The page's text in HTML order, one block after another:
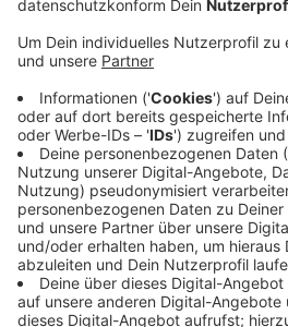
ein.
Veröffentlicht:Donnerstag,
Anzeige
Ab Montag müssen wir ihn
Grünschnitt wird dann wieder
in den vergangenen Wochen
Mitarbeiter der AVEA mussten
um beim Sperrmüll nach dem
hinterherzukommen. Rund 2.700